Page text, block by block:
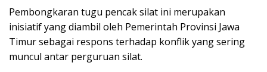
Pembongkaran tugu pencak silat ini merupakan
inisiatif yang diambil oleh Pemerintah Provinsi Jawa
Timur sebagai respons terhadap konflik yang sering
muncul antar perguruan silat.